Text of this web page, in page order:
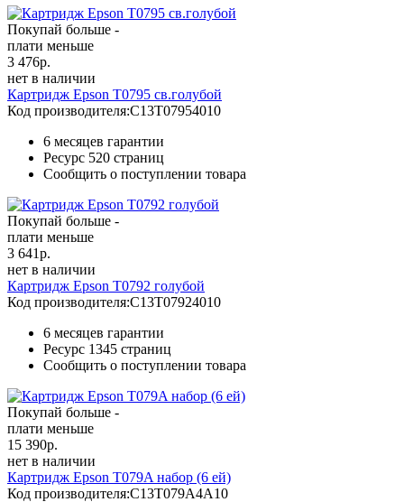
Покупай больше -
плати меньше
3 476р.
нет в наличии
Картридж Epson T0795 св.голубой
Код производителя:C13T07954010
6 месяцев гарантии
Ресурс 520 страниц
Сообщить о поступлении товара
Покупай больше -
плати меньше
3 641р.
нет в наличии
Картридж Epson T0792 голубой
Код производителя:C13T07924010
6 месяцев гарантии
Ресурс 1345 страниц
Сообщить о поступлении товара
Покупай больше -
плати меньше
15 390р.
нет в наличии
Картридж Epson T079A набор (6 ей)
Код производителя:C13T079A4A10